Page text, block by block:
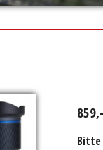
Bitte